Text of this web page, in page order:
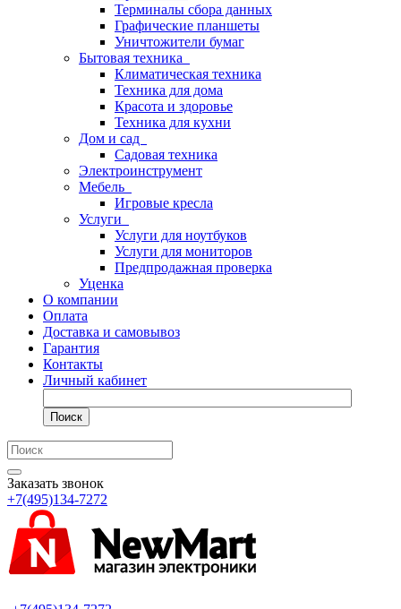
Терминалы сбора данных
Графические планшеты
Уничтожители бумаг
Бытовая техника
Климатическая техника
Техника для дома
Красота и здоровье
Техника для кухни
Дом и сад
Садовая техника
Электроинструмент
Мебель
Игровые кресла
Услуги
Услуги для ноутбуков
Услуги для мониторов
Предпродажная проверка
Уценка
О компании
Оплата
Доставка и самовывоз
Гарантия
Контакты
Личный кабинет
Поиск
Заказать звонок
+7(495)134-7272